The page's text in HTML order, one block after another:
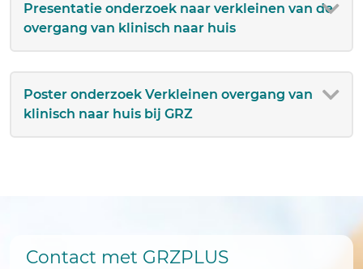
Presentatie onderzoek naar verkleinen van de
overgang van klinisch naar huis
Poster onderzoek Verkleinen overgang van
klinisch naar huis bij GRZ
Contact met GRZPLUS